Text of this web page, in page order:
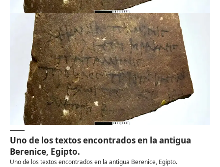
Uno de los textos encontrados en la antigua
Berenice, Egipto.
Uno de los textos encontrados en la antigua Berenice, Egipto.